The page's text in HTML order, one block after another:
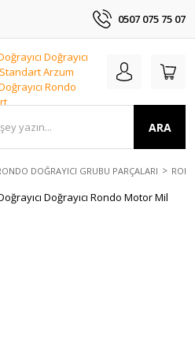
0507 075 75 07
ARA
DOĞRAYICI GRUBU PARÇALARI